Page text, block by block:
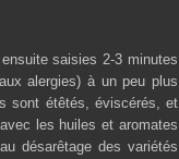
saisies 2-3 minutes
alergies) à un peu plus
sont étêtés, éviscérés, et
les huiles et aromates
désarêtage des variétés